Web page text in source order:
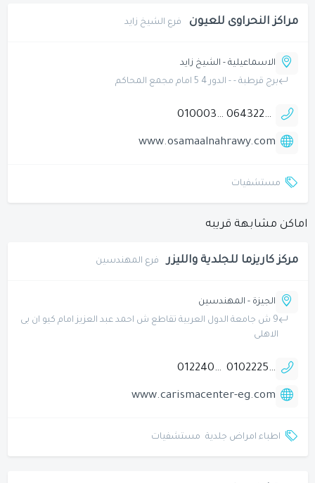
مراكز النحراوى للعيون فرع الشيخ زايد
الاسماعيلية - الشيخ زايد
برج قرطبة - - الدور 4 5 امام مجمع المحاكم
0643224569
01000348601
www.osamaalnahrawy.com
مستشفيات
اماكن مشابهة قريبه
مركز كاريزما للجلدية والليزر فرع المهندسين
الجيزة - المهندسين
9 ش جامعة الدول العربية تقاطع ش احمد عبد العزيز امام كيو ان بى
الاهلى
01022259020
01224008578
www.carismacenter-eg.com
اطباء امراض جلدية مستشفيات